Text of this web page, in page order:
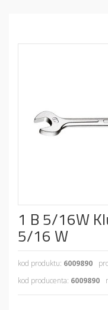
1 B 5/16W
5/16 W
kod produktu: 6009890
kod producenta: 6009890